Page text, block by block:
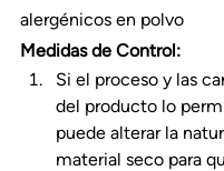
alergénicos en polvo
Medidas de Control:
Si el proceso y las
del producto lo
puede alterar la
material seco para